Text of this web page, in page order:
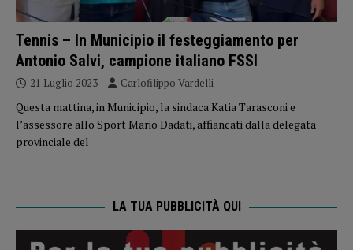
Tennis – In Municipio il festeggiamento per
Antonio Salvi, campione italiano FSSI
21 Luglio 2023 Carlofilippo Vardelli
Questa mattina, in Municipio, la sindaca Katia Tarasconi e
l’assessore allo Sport Mario Dadati, affiancati dalla delegata
provinciale del
LA TUA PUBBLICITÀ QUI